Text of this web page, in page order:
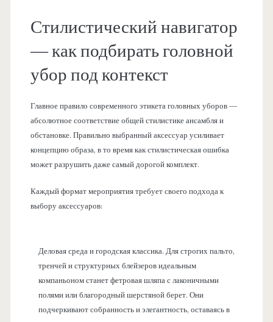
Стилистический навигатор
— как подбирать головной
убор под контекст
Главное правило современного этикета головных уборов —
абсолютное соответствие общей стилистике ансамбля и
обстановке. Правильно выбранный аксессуар усиливает
концепцию образа, в то время как стилистическая ошибка
может разрушить даже самый дорогой комплект.
Каждый формат мероприятия требует своего подхода к
выбору аксессуаров:
Деловая среда и городская классика. Для строгих пальто,
тренчей и структурных блейзеров идеальным
компаньоном станет фетровая шляпа с лаконичными
полями или благородный шерстяной берет. Они
подчеркивают собранность и элегантность, оставаясь в